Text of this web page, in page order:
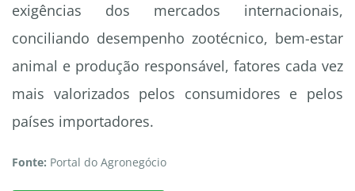
exigências dos mercados internacionais,
conciliando desempenho zootécnico, bem-estar
animal e produção responsável, fatores cada vez
mais valorizados pelos consumidores e pelos
países importadores.
Fonte: Portal do Agronegócio